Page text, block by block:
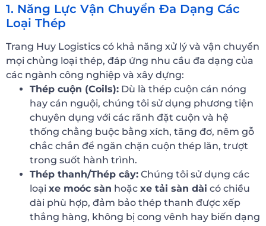
1. Năng Lực Vận Chuyển Đa Dạng Các
Loại Thép
Trang Huy Logistics có khả năng xử lý và vận chuyển
mọi chủng loại thép, đáp ứng nhu cầu đa dạng của
các ngành công nghiệp và xây dựng:
Thép cuộn (Coils): Dù là thép cuộn cán nóng
hay cán nguội, chúng tôi sử dụng phương tiện
chuyên dụng với các rãnh đặt cuộn và hệ
thống chằng buộc bằng xích, tăng đơ, nêm gỗ
chắc chắn để ngăn chặn cuộn thép lăn, trượt
trong suốt hành trình.
Thép thanh/Thép cây: Chúng tôi sử dụng các
loại xe moóc sàn hoặc xe tải sàn dài có chiều
dài phù hợp, đảm bảo thép thanh được xếp
thẳng hàng, không bị cong vênh hay biến dạng